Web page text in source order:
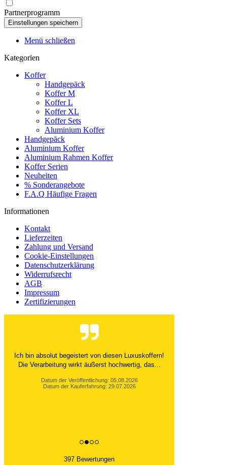
Partnerprogramm
Menü schließen
Kategorien
Koffer
Handgepäck
Koffer M
Koffer L
Koffer XL
Koffer Sets
Aluminium Koffer
Handgepäck
Aluminium Koffer
Aluminium Rahmen Koffer
Koffer Serien
Neuheiten
% Sonderangebote
F.A.Q Häufige Fragen
Informationen
Kontakt
Lieferzeiten
Zahlung und Versand
Cookie-Einstellungen
Datenschutzerklärung
Widerrufsrecht
AGB
Impressum
Zertifizierungen
Ich bin absolut begeistert von diesen Luxuskoffern!
Die Verarbeitung wirkt äußerst hochwertig, das...
Datum der Veröffentlichung: 05.08.2026
Datum der Kauferfahrung: 29.07.2026
397 Bewertungen